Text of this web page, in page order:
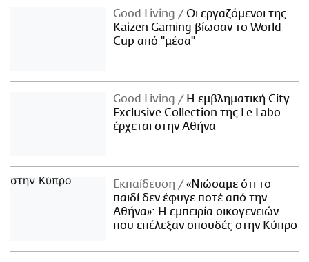
Good Living
Οι εργαζόμενοι της
Kaizen Gaming βίωσαν το World
Cup από "μέσα"
Good Living
Η εμβληματική City
Exclusive Collection της Le Labo
έρχεται στην Αθήνα
Εκπαίδευση
«Νιώσαμε ότι το
παιδί δεν έφυγε ποτέ από την
Αθήνα»: Η εμπειρία οικογενειών
που επέλεξαν σπουδές στην Κύπρο